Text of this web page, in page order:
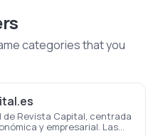
categories that you
de Revista Capital, centrada
y empresarial. Las